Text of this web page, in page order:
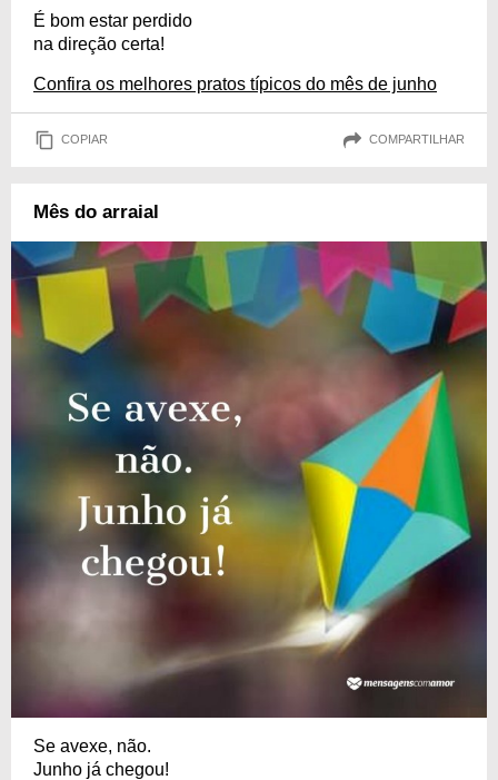
É bom estar perdido
na direção certa!
Confira os melhores pratos típicos do mês de junho
COPIAR COMPARTILHAR
Mês do arraial
Se avexe, não.
Junho já chegou!